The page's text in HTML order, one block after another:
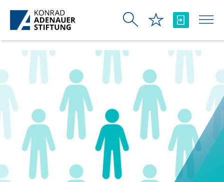
Skip to Main Content